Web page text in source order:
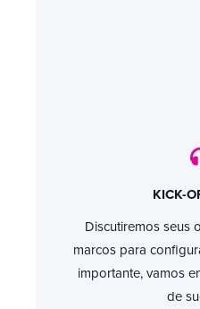
KICK-
Discutiremos seus
marcos para
importante, vamos
de